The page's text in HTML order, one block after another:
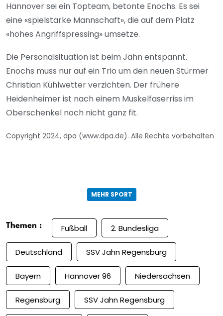
Hannover sei ein Topteam, betonte Enochs. Es sei
eine «spielstarke Mannschaft», die auf dem Platz
«hohes Angriffspressing» umsetze.
Die Personalsituation ist beim Jahn entspannt.
Enochs muss nur auf ein Trio um den neuen Stürmer
Christian Kühlwetter verzichten. Der frühere
Heidenheimer ist nach einem Muskelfaserriss im
Oberschenkel noch nicht ganz fit.
Copyright 2024, dpa (www.dpa.de). Alle Rechte vorbehalten
MEHR SPORT
Themen : Fußball 2. Bundesliga
Deutschland SSV Jahn Regensburg
Bayern Hannover 96 Niedersachsen
Regensburg SSV Jahn Regensburg